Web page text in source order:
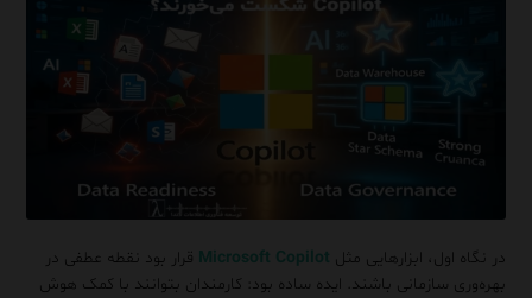
در نگاه اول، ابزارهایی مثل Microsoft Copilot قرار بود نقطه عطفی در
بهره‌وری سازمانی باشند. ایده ساده بود: کارمندان بتوانند با کمک هوش